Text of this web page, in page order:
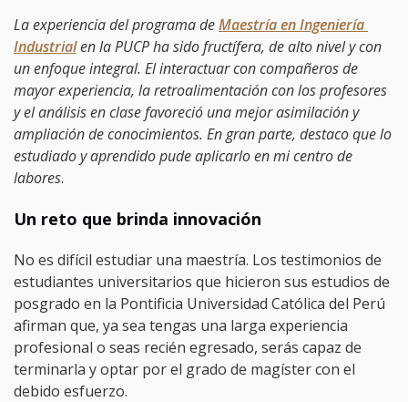
La experiencia del programa deMaestría en Ingeniería
Industrialen la PUCP ha sido fructífera, de alto nivel y con
un enfoque integral. El interactuar con compañeros de
mayor experiencia, la retroalimentación con los profesores
y el análisis en clase favoreció una mejor asimilación y
ampliación de conocimientos. En gran parte, destaco que lo
estudiado y aprendido pude aplicarlo en mi centro de
labores.
Un reto que brinda innovación
No es difícil estudiar una maestría. Los testimonios de
estudiantes universitarios que hicieron sus estudios de
posgrado en la Pontificia Universidad Católica del Perú
afirman que, ya sea tengas una larga experiencia
profesional o seas recién egresado, serás capaz de
terminarla y optar por el grado de magíster con el
debido esfuerzo.